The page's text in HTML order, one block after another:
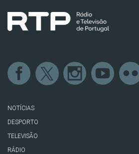
NOTÍCIAS
DESPORTO
TELEVISÃO
RÁDIO